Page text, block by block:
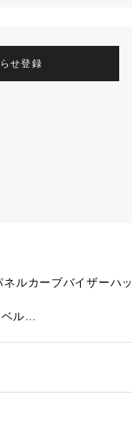
せ登録
ルカーブバイザーハッ
ル
ル